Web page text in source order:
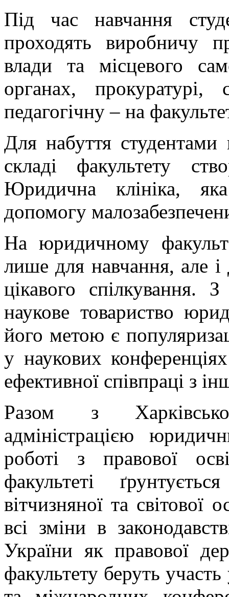
Під час навчання
проходять виробничу
влади та місцевого
органах, прокуратурі,
педагогічну – на
Для набуття студентами
складі факультету
Юридична клініка,
допомогу
На юридичному
лише для навчання, але і
цікавого спілкування.
наукове товариство
його метою є
у наукових
ефективної співпраці з
Разом з
адміністрацією
роботі з правової
факультеті
вітчизняної та світової
всі зміни в
України як правової
факультету беруть